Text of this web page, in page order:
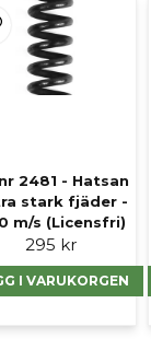
2481 - Hatsan
stark fjäder -
m/s (Licensfri)
295 kr
I VARUKORGEN